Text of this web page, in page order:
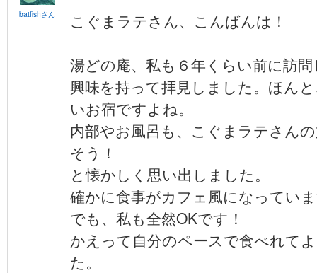
batfishさん こぐまラテさん、こんばんは！
湯どの庵、私も６年くらい前に訪
興味を持って拝見しました。ほん
いお宿ですよね。
内部やお風呂も、こぐまラテさん
そう！
と懐かしく思い出しました。
確かに食事がカフェ風になってい
でも、私も全然OKです！
かえって自分のペースで食べれて
た。